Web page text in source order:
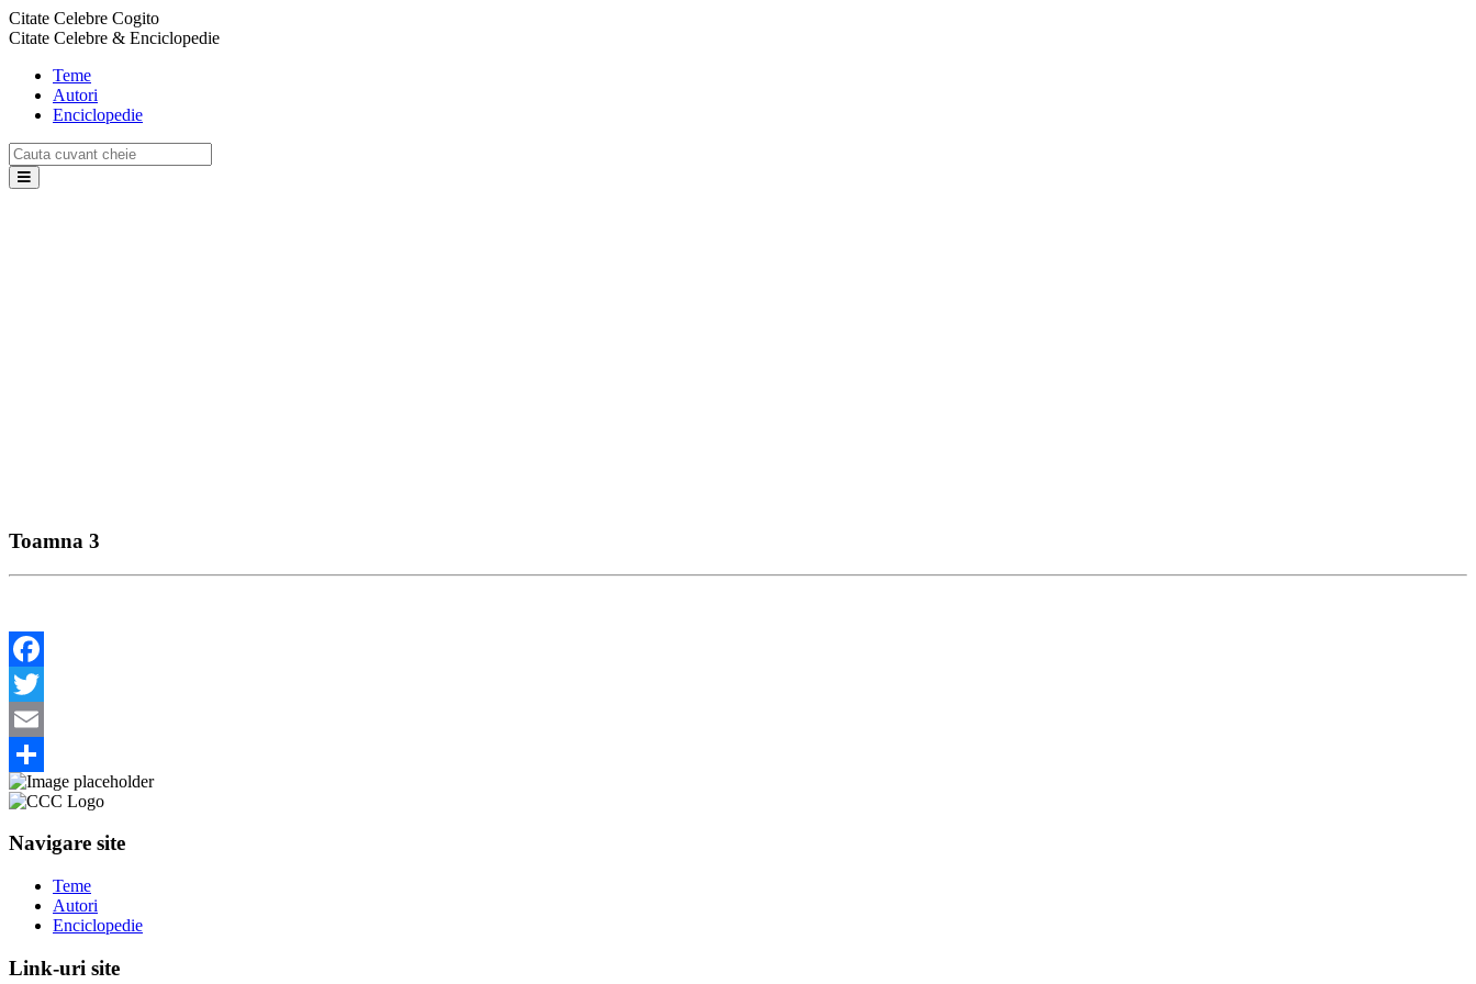
Citate Celebre Cogito
Citate Celebre & Enciclopedie
Teme
Autori
Enciclopedie
Toamna 3
Facebook
Twitter
Email
Share
Navigare site
Teme
Autori
Enciclopedie
Link-uri site